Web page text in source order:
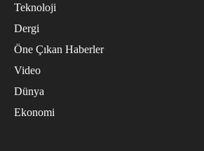
Teknoloji
Dergi
Öne Çıkan Haberler
Video
Dünya
Ekonomi